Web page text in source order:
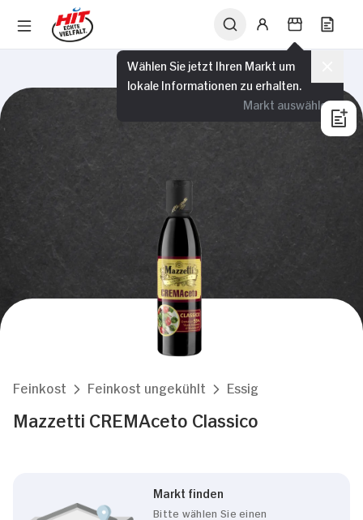
Wählen Sie jetzt Ihren Markt um
lokale Informationen zu erhalten.
Markt auswählen
Feinkost Feinkost ungekühlt Essig
Mazzetti CREMAceto Classico
Markt finden
Bitte wählen Sie einen